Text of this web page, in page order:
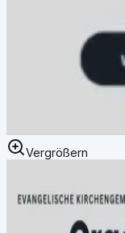
Vergrößern